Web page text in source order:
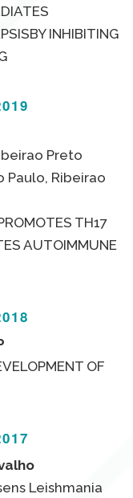
INHIBITING
Preto
Paulo, Ribeirao
TH17
AUTOIMMUNE
OF
Leishmania